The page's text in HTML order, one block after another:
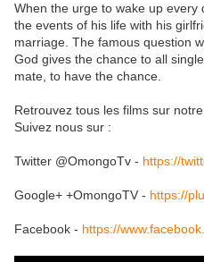
When the urge to wake up every
the events of his life with his
marriage. The famous question
God gives the chance to all
mate, to have the chance.
Retrouvez tous les films sur
Suivez nous sur :
Twitter @OmongoTv - https://
Google+ +OmongoTV - https://
Facebook - https://